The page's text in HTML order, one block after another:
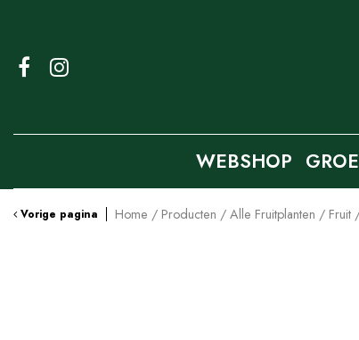
content
Vorige pagina Home Producten Alle Fruitplanten Fruit
WEBSHOP